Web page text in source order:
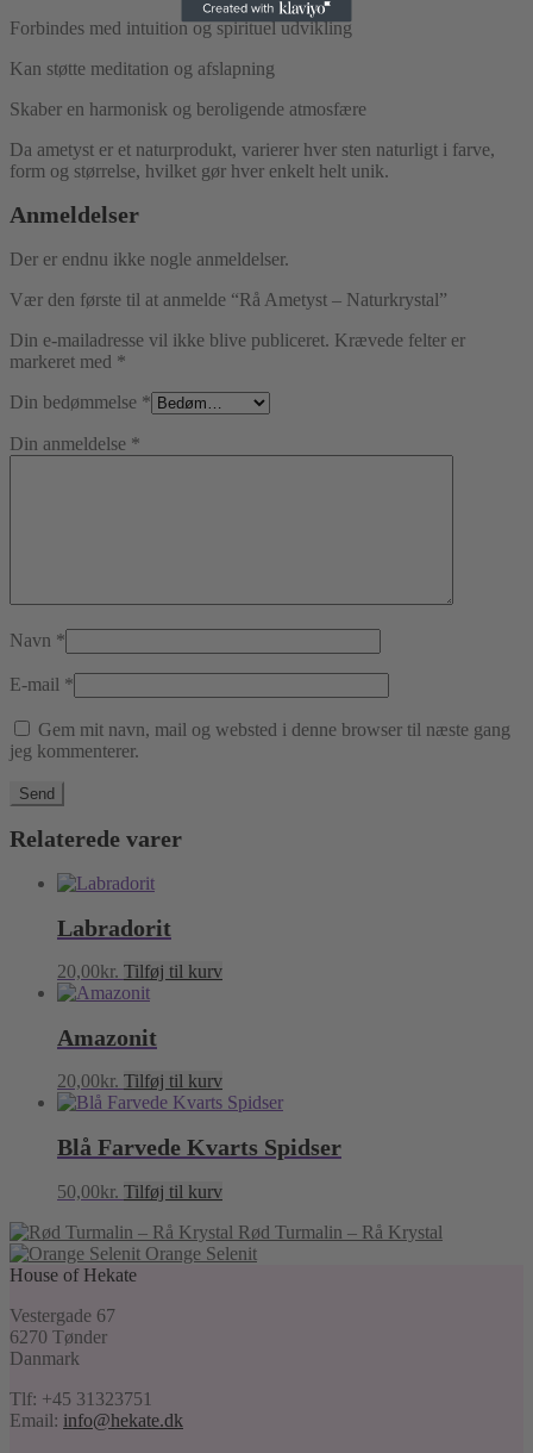
Forbindes med intuition og spirituel udvikling
Kan støtte meditation og afslapning
Skaber en harmonisk og beroligende atmosfære
Da ametyst er et naturprodukt, varierer hver sten naturligt i farve,
form og størrelse, hvilket gør hver enkelt helt unik.
Anmeldelser
Der er endnu ikke nogle anmeldelser.
Vær den første til at anmelde “Rå Ametyst – Naturkrystal”
Din e-mailadresse vil ikke blive publiceret. Krævede felter er
markeret med *
Din bedømmelse *
Din anmeldelse *
Navn *
E-mail *
Gem mit navn, mail og websted i denne browser til næste gang
jeg kommenterer.
Relaterede varer
Labradorit
20,00kr. Tilføj til kurv
Amazonit
20,00kr. Tilføj til kurv
Blå Farvede Kvarts Spidser
50,00kr. Tilføj til kurv
Rød Turmalin – Rå Krystal
Orange Selenit
House of Hekate
Vestergade 67
6270 Tønder
Danmark
Tlf: +45 31323751
Email: info@hekate.dk